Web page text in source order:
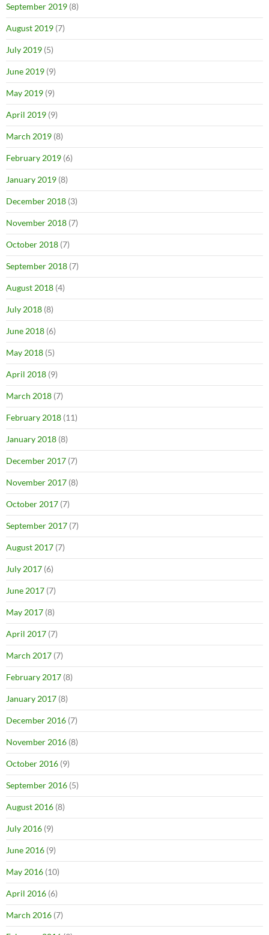
September 2019 (8)
August 2019 (7)
July 2019 (5)
June 2019 (9)
May 2019 (9)
April 2019 (9)
March 2019 (8)
February 2019 (6)
January 2019 (8)
December 2018 (3)
November 2018 (7)
October 2018 (7)
September 2018 (7)
August 2018 (4)
July 2018 (8)
June 2018 (6)
May 2018 (5)
April 2018 (9)
March 2018 (7)
February 2018 (11)
January 2018 (8)
December 2017 (7)
November 2017 (8)
October 2017 (7)
September 2017 (7)
August 2017 (7)
July 2017 (6)
June 2017 (7)
May 2017 (8)
April 2017 (7)
March 2017 (7)
February 2017 (8)
January 2017 (8)
December 2016 (7)
November 2016 (8)
October 2016 (9)
September 2016 (5)
August 2016 (8)
July 2016 (9)
June 2016 (9)
May 2016 (10)
April 2016 (6)
March 2016 (7)